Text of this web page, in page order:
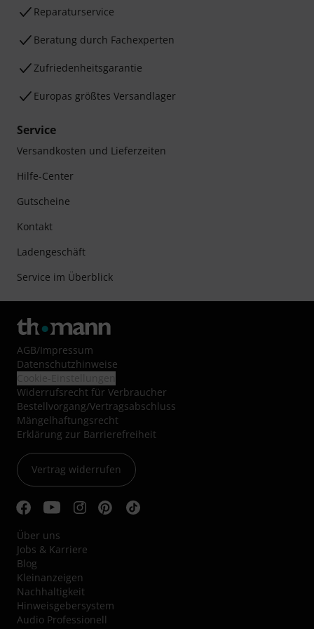
Reparaturservice
Beratung durch Fachexperten
Zufriedenheitsgarantie
Europas größtes Versandlager
Service
Versandkosten und Lieferzeiten
Hilfe-Center
Gutscheine
Kontakt
Ladengeschäft
Service im Überblick
AGB/Impressum
Datenschutzhinweise
Widerrufsrecht für Verbraucher
Bestellvorgang/Vertragsabschluss
Mängelhaftungsrecht
Erklärung zur Barrierefreiheit
Vertrag widerrufen
Über uns
Jobs & Karriere
Blog
Kleinanzeigen
Nachhaltigkeit
Hinweisgebersystem
Audio Professionell